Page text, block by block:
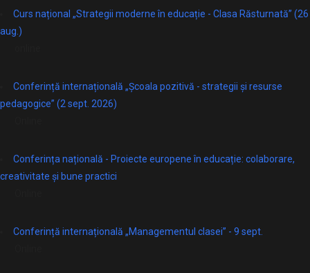
Curs național „Strategii moderne în educație - Clasa Răsturnată” (26
aug.)
Conferință internațională „Școala pozitivă - strategii și resurse
pedagogice” (2 sept. 2026)
Conferința națională - Proiecte europene în educație: colaborare,
creativitate și bune practici
Conferință internațională „Managementul clasei” - 9 sept.